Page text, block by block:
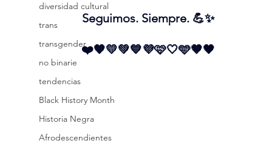
diversidad cultural
trans
transgender
no binarie
tendencias
Black History Month
Historia Negra
Afrodescendientes
Seguimos. Siempre. 💪✨
❤️🧡💛💚💙💜🩷🤍🩵🤎🖤